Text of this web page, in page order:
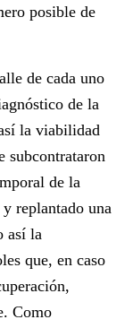
posible de
de cada uno
de la
la viabilidad
subcontrataron
de la
replantado una
así la
que, en caso
Como